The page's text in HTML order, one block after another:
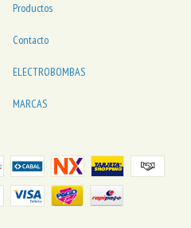
Productos
Contacto
ELECTROBOMBAS
MARCAS